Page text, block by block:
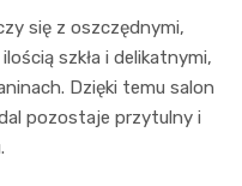
się z oszczędnymi,
szkła i delikatnymi,
Dzięki temu salon
pozostaje przytulny i